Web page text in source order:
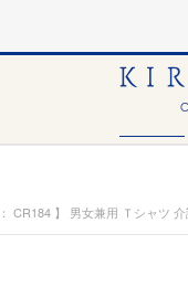
CR184 】 男女兼用 Ｔシャツ